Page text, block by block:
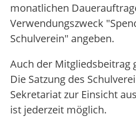
monatlichen
Verwendungszweck
Schulverein" angeben.
Auch der Mitgliedsbeitrag
Die Satzung des
Sekretariat zur Einsicht
ist jederzeit möglich.